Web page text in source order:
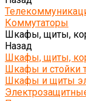
Коммутаторы
Шкафы, щиты,
Назад
Шкафы, щиты,
Шкафы и стойки
Шкафы и щиты